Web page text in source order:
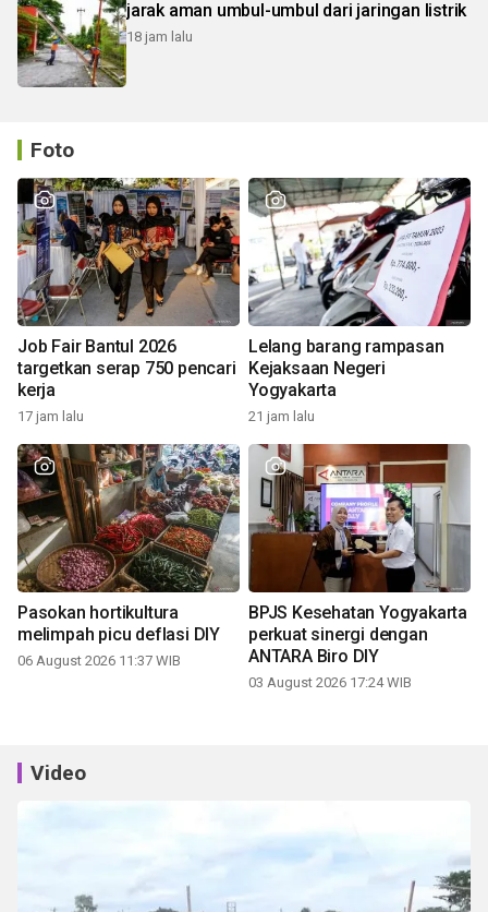
jarak aman umbul-umbul dari jaringan listrik
18 jam lalu
Foto
Job Fair Bantul 2026
targetkan serap 750 pencari
kerja
17 jam lalu
Lelang barang rampasan
Kejaksaan Negeri
Yogyakarta
21 jam lalu
Pasokan hortikultura
melimpah picu deflasi DIY
06 August 2026 11:37 WIB
BPJS Kesehatan Yogyakarta
perkuat sinergi dengan
ANTARA Biro DIY
03 August 2026 17:24 WIB
Video